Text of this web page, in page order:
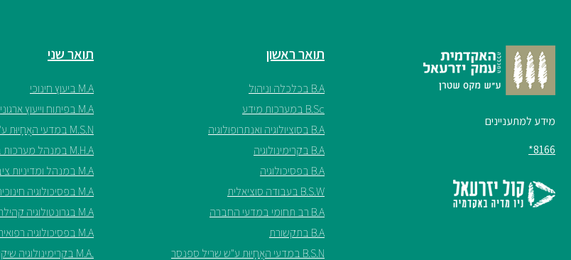
מידע למתעניינים
8166*
תואר ראשון
B.A בכלכלה וניהול
B.Sc במערכות מידע
B.A בסוציולוגיה ואנתרופולוגיה
B.A בקרימינולוגיה
B.A בפסיכולוגיה
B.S.W בעבודה סוציאלית
B.A רב תחומי במדעי החברה
B.A בתקשורת
B.S.N במדעי האֲחָיוּת ע"ש שריל ספנסר
תואר שני
M.A ביעוץ חינוכי
M.A בפיתוח וייעוץ ארגוני
M.S.N במדעי האֲחָיוּת ע"ש שריל ספנסר
M.H.A במנהל מערכות בריאות
M.A במנהל ומדיניות ציבורית
M.A בפסיכולוגיה חינוכית
M.A בגרונטולוגיה קהילתית
M.A בפסיכולוגיה רפואית
.M.A בקרימינולוגיה שיקומית*